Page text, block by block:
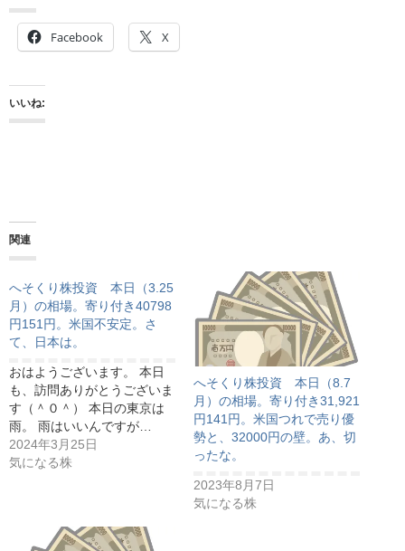
Facebook X
いいね:
関連
へそくり株投資 本日（3.25
月）の相場。寄り付き40798
円151円。米国不安定。さ
て、日本は。
おはようございます。 本日
も、訪問ありがとうございま
す（＾０＾） 本日の東京は
雨。 雨はいいんですが…
2024年3月25日
気になる株
へそくり株投資 本日（8.7
月）の相場。寄り付き31,921
円141円。米国つれで売り優
勢と、32000円の壁。あ、切
ったな。
2023年8月7日
気になる株